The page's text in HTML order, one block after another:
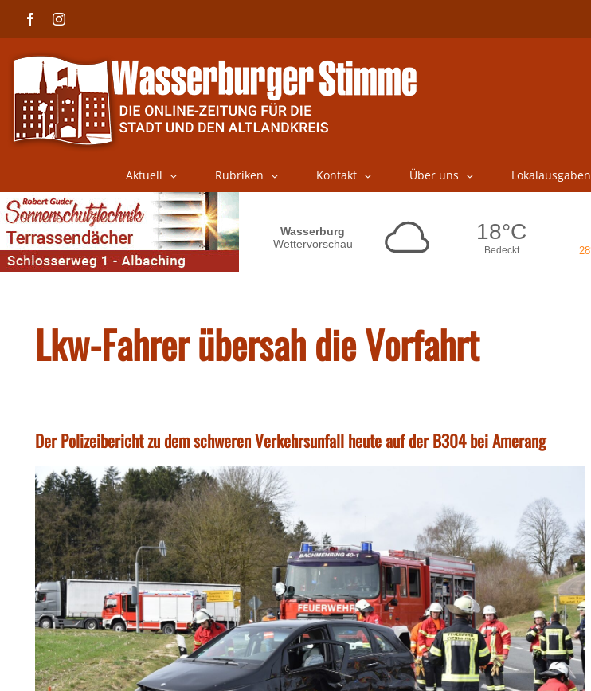
FacebookInstagram
Aktuell Rubriken Kontakt Über uns Lokalausgaben
Lkw-Fahrer übersah die Vorfahrt
Der Polizeibericht zu dem schweren Verkehrsunfall heute auf der B304 bei Amerang